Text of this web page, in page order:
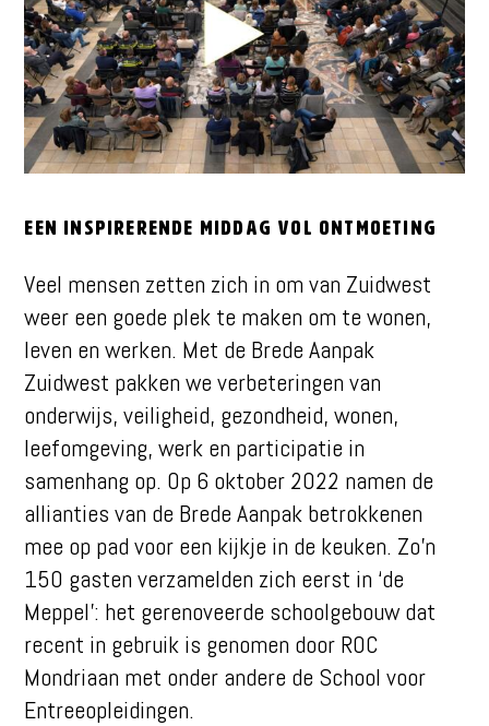
Een inspirerende middag vol ontmoeting
Veel mensen zetten zich in om van Zuidwest
weer een goede plek te maken om te wonen,
leven en werken. Met de Brede Aanpak
Zuidwest pakken we verbeteringen van
onderwijs, veiligheid, gezondheid, wonen,
leefomgeving, werk en participatie in
samenhang op. Op 6 oktober 2022 namen de
allianties van de Brede Aanpak betrokkenen
mee op pad voor een kijkje in de keuken. Zo’n
150 gasten verzamelden zich eerst in ‘de
Meppel’: het gerenoveerde schoolgebouw dat
recent in gebruik is genomen door ROC
Mondriaan met onder andere de School voor
Entreeopleidingen.